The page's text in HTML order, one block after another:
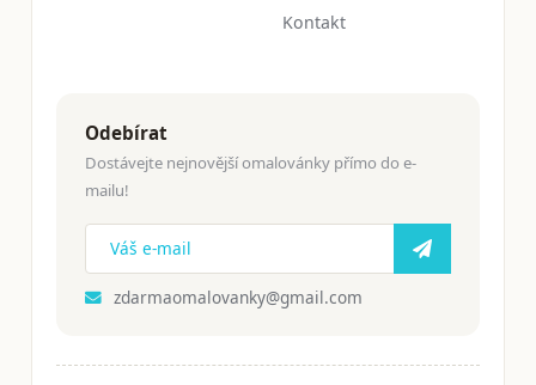
Kontakt
Odebírat
Dostávejte nejnovější omalovánky přímo do e-
mailu!
zdarmaomalovanky@gmail.com